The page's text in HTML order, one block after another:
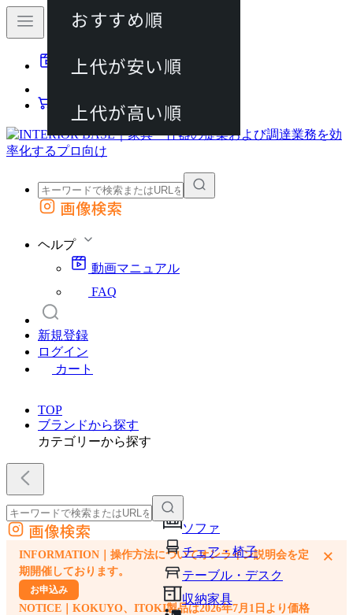
動画マニュアル
カート
外部サイトの商品をカートに追加
画像検索
ヘルプ
動画マニュアル
FAQ
新規登録
ログイン
カート
TOP
ブランドから探す
カテゴリーから探す
ソファ
チェア・椅子
テーブル・デスク
収納家具
外部サイトの商品をカートに追加
他のサイトで見つけた商品ページのURLを貼り付けて、カートに追加できます
画像検索
INFORMATION｜操作方法についてオンライン説明会を定
期開催しております。
お申込み
NOTICE｜KOKUYO、ITOKI製品は2026年7月1日より価格
×
おすすめ順
上代が安い順
上代が高い順